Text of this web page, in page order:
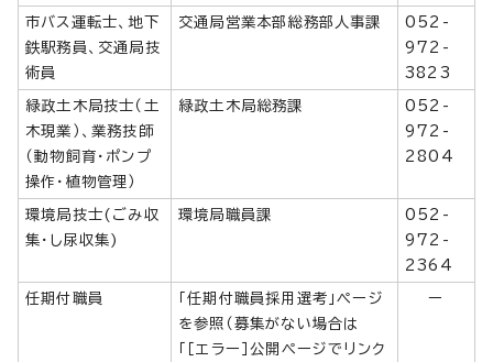
市バス運転士、地下
鉄駅務員、交通局技
術員
交通局営業本部総務部人事課
052-
972-
3823
緑政土木局技士（土
木現業）、業務技師
（動物飼育・ポンプ
操作・植物管理）
緑政土木局総務課
052-
972-
2804
環境局技士(ごみ収
集・し尿収集)
環境局職員課
052-
972-
2364
任期付職員
「任期付職員採用選考」ページ
を参照（募集がない場合は
「［エラー］公開ページでリンク
ー